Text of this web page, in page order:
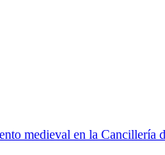
medieval en la Cancillería